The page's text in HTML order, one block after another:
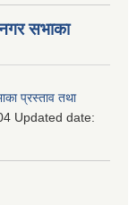
सभाका
प्रस्ताव तथा
Updated date: